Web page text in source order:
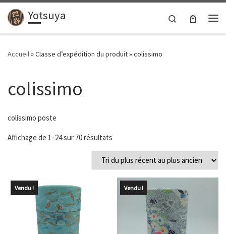
Passer au contenu
Yotsuya
Search
Accueil»Classe d’expédition du produit»colissimo
colissimo
colissimo poste
Affichage de 1–24 sur 70 résultats
Vendu ! Vendu !